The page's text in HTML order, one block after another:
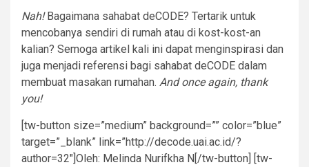
Nah!Bagaimana sahabat deCODE? Tertarik untuk
mencobanya sendiri di rumah atau di kost-kost-an
kalian? Semoga artikel kali ini dapat menginspirasi dan
juga menjadi referensi bagi sahabat deCODE dalam
membuat masakan rumahan. And once again, thank
you!
[tw-button size=”medium” background=”” color=”blue”
target=”_blank” link=”http://decode.uai.ac.id/?
author=32″]Oleh: Melinda Nurifkha N[/tw-button] [tw-